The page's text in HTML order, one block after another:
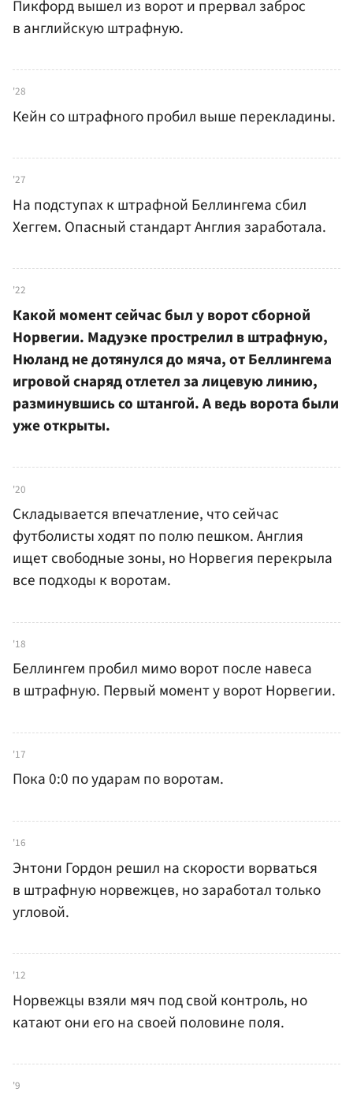
Пикфорд вышел из ворот и прервал заброс
в английскую штрафную.
'28
Кейн со штрафного пробил выше перекладины.
'27
На подступах к штрафной Беллингема сбил
Хеггем. Опасный стандарт Англия заработала.
'22
Какой момент сейчас был у ворот сборной
Норвегии. Мадуэке прострелил в штрафную,
Нюланд не дотянулся до мяча, от Беллингема
игровой снаряд отлетел за лицевую линию,
разминувшись со штангой. А ведь ворота были
уже открыты.
'20
Складывается впечатление, что сейчас
футболисты ходят по полю пешком. Англия
ищет свободные зоны, но Норвегия перекрыла
все подходы к воротам.
'18
Беллингем пробил мимо ворот после навеса
в штрафную. Первый момент у ворот Норвегии.
'17
Пока 0:0 по ударам по воротам.
'16
Энтони Гордон решил на скорости ворваться
в штрафную норвежцев, но заработал только
угловой.
'12
Норвежцы взяли мяч под свой контроль, но
катают они его на своей половине поля.
'9